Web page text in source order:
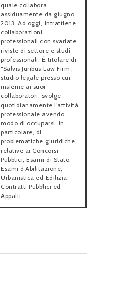
quale collabora
assiduamente da giugno
2013. Ad oggi, intrattiene
collaborazioni
professionali con svariate
riviste di settore e studi
professionali. È titolare di
“Salvis Juribus Law Firm”,
studio legale presso cui,
insieme ai suoi
collaboratori, svolge
quotidianamente l’attività
professionale avendo
modo di occuparsi, in
particolare, di
problematiche giuridiche
relative ai Concorsi
Pubblici, Esami di Stato,
Esami d’Abilitazione,
Urbanistica ed Edilizia,
Contratti Pubblici ed
Appalti.